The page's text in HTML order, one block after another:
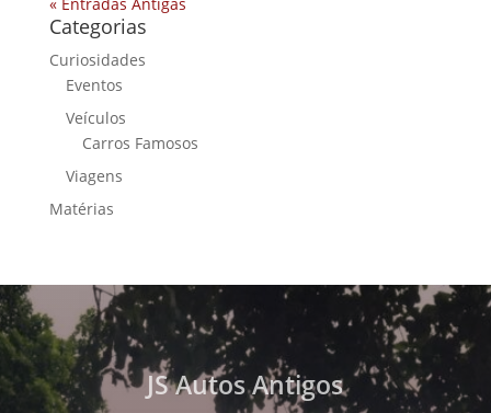
Categorias
Curiosidades
Eventos
Veículos
Carros Famosos
Viagens
Matérias
JS Autos Antigos